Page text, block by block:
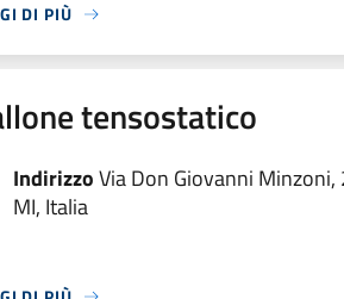
DI PIÙ
tensostatico
IndirizzoVia Don Giovanni
MI, Italia